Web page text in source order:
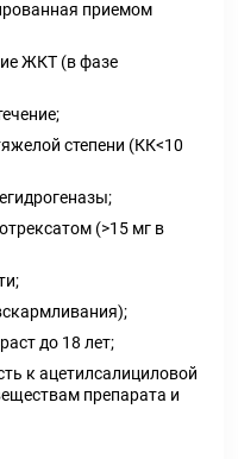
приемом
ЖКТ (в фазе
степени (КК<10
(>15 мг в
до 18 лет;
к ацетилсалициловой
препарата и